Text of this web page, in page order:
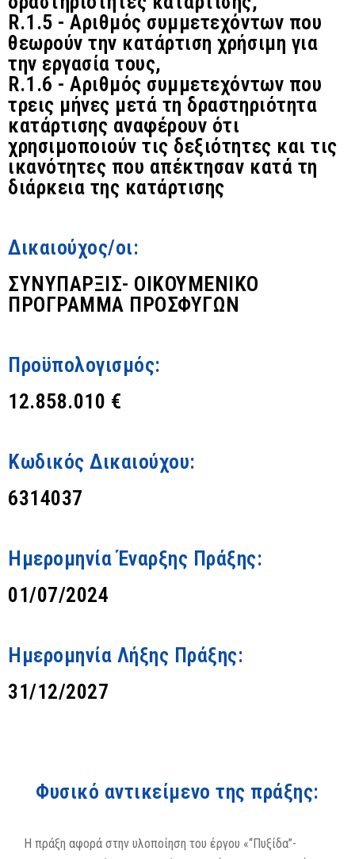
R.1.5 - Αριθμός συμμετεχόντων που
θεωρούν την κατάρτιση χρήσιμη για
την εργασία τους,
R.1.6 - Αριθμός συμμετεχόντων που
τρεις μήνες μετά τη δραστηριότητα
κατάρτισης αναφέρουν ότι
χρησιμοποιούν τις δεξιότητες και τις
ικανότητες που απέκτησαν κατά τη
διάρκεια της κατάρτισης
Δικαιούχος/οι:
ΣΥΝΥΠΑΡΞΙΣ- ΟΙΚΟΥΜΕΝΙΚΟ
ΠΡΟΓΡΑΜΜΑ ΠΡΟΣΦΥΓΩΝ
Προϋπολογισμός:
12.858.010 €
Κωδικός Δικαιούχου:
6314037
Ημερομηνία Έναρξης Πράξης:
01/07/2024
Ημερομηνία Λήξης Πράξης:
31/12/2027
Φυσικό αντικείμενο της πράξης:
Η πράξη αφορά στην υλοποίηση του έργου «“Πυξίδα”-